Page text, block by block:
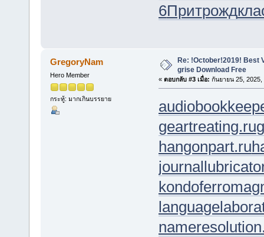
6Притрожд
GregoryNam
Hero Member
กระทู้: มากเกินบรรยาย
Re: !October!2019! Best
grise Download Free
« ตอบกลับ #3 เมื่อ: กันยายน 25, 2025,
geartreating.ru
hangonpart.ru